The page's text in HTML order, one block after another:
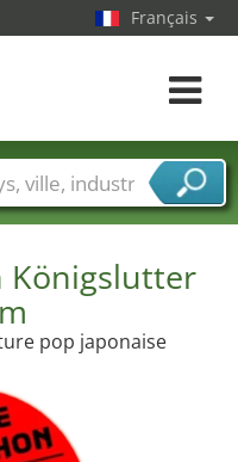
Königslutter
pop japonaise
Français
Toggle
Secteurs de foire